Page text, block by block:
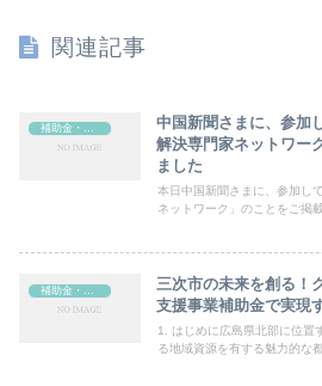
関連記事
中国新聞さまに、参加
解決専門家ネットワー
ました
本日中国新聞さまに、参加し
ネットワーク」のことをご掲
三次市の未来を創る！
支援事業補助金で実現
1. はじめに広島県北部に位置
る地域資源を有する魅力的な